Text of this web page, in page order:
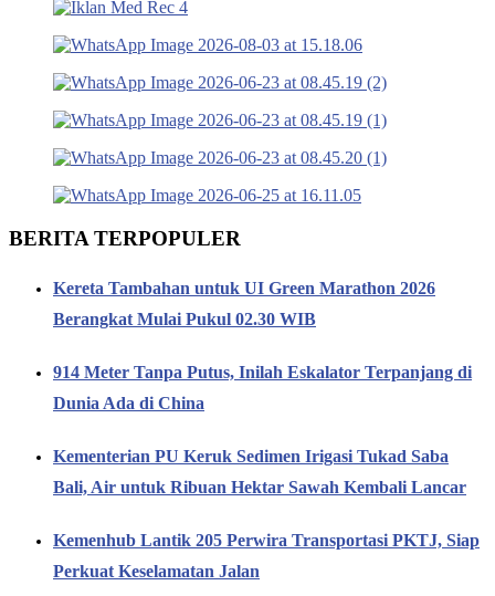
BERITA TERPOPULER
Kereta Tambahan untuk UI Green Marathon 2026
Berangkat Mulai Pukul 02.30 WIB
914 Meter Tanpa Putus, Inilah Eskalator Terpanjang di
Dunia Ada di China
Kementerian PU Keruk Sedimen Irigasi Tukad Saba
Bali, Air untuk Ribuan Hektar Sawah Kembali Lancar
Kemenhub Lantik 205 Perwira Transportasi PKTJ, Siap
Perkuat Keselamatan Jalan